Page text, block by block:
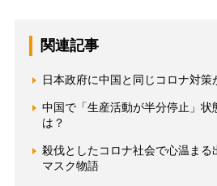
関連記事
日本政府に中国と同じコロナ対策
中国で「生産活動が半分停止」状
は？
殺伐としたコロナ社会で心温ま
マスク物語